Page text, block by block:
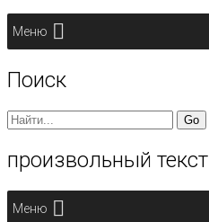
Меню
Поиск
Search
for:
произвольный текст
Меню